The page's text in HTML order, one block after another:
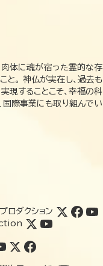
肉体に魂が宿った霊的な存
と。 神仏が実在し、過去も
現することこそ、幸福の科
国際事業にも取り組んでい
ロダクション